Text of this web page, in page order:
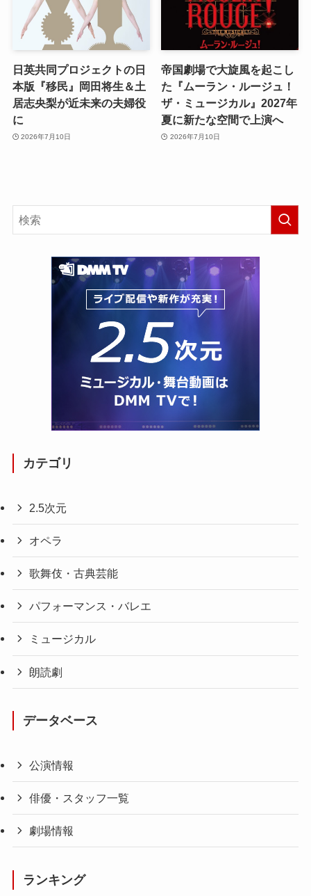
日英共同プロジェクトの日
本版『移民』岡田将生＆土
居志央梨が近未来の夫婦役
に
2026年7月10日
帝国劇場で大旋風を起こし
た『ムーラン・ルージュ！
ザ・ミュージカル』2027年
夏に新たな空間で上演へ
2026年7月10日
カテゴリ
2.5次元
オペラ
歌舞伎・古典芸能
パフォーマンス・バレエ
ミュージカル
朗読劇
データベース
公演情報
俳優・スタッフ一覧
劇場情報
ランキング